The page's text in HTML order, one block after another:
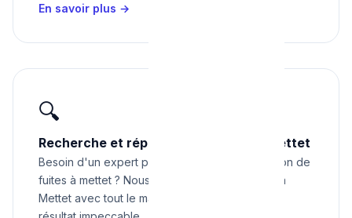
En savoir plus →
🔍
Recherche et réparation de fuites à Mettet
Besoin d'un expert pour recherche et réparation de
fuites à mettet ? Nous intervenons rapidement à
Mettet avec tout le matériel nécessaire pour un